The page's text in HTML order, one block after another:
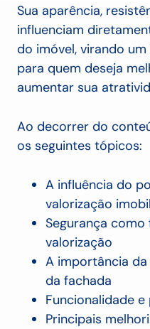
Sua aparência,
influenciam
do imóvel, virando
para quem deseja
aumentar sua
Ao decorrer do
os seguintes tópicos:
A influência do
valorização
Segurança
valorização
A importância
da fachada
Funcionalidade
Principais